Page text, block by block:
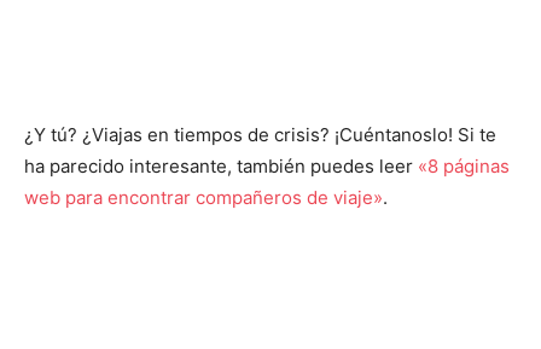
¿Y tú? ¿Viajas en tiempos de crisis? ¡Cuéntanoslo! Si te
ha parecido interesante, también puedes leer «8 páginas
web para encontrar compañeros de viaje».